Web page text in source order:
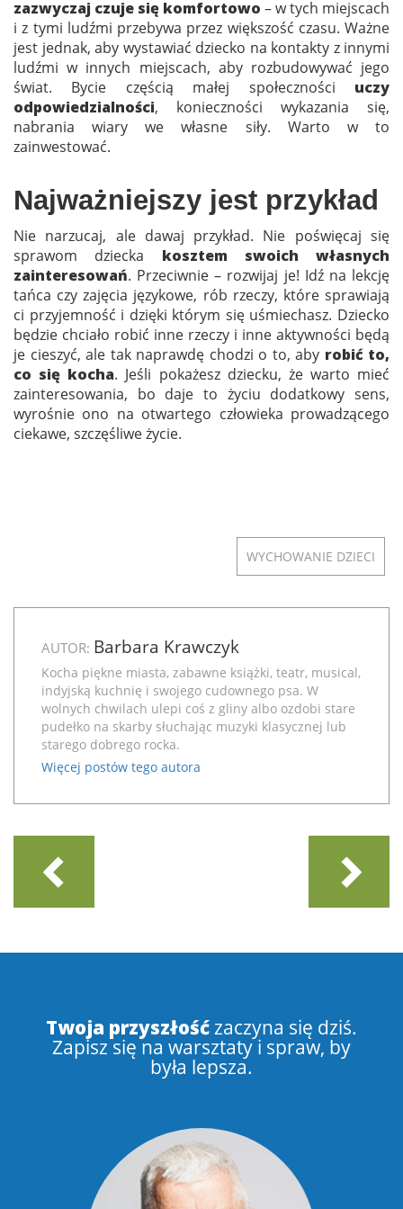
zazwyczaj czuje się komfortowo – w tych miejscach
i z tymi ludźmi przebywa przez większość czasu. Ważne
jest jednak, aby wystawiać dziecko na kontakty z innymi
ludźmi w innych miejscach, aby rozbudowywać jego
świat. Bycie częścią małej społeczności uczy
odpowiedzialności, konieczności wykazania się,
nabrania wiary we własne siły. Warto w to
zainwestować.
Najważniejszy jest przykład
Nie narzucaj, ale dawaj przykład. Nie poświęcaj się
sprawom dziecka kosztem swoich własnych
zainteresowań. Przeciwnie – rozwijaj je! Idź na lekcję
tańca czy zajęcia językowe, rób rzeczy, które sprawiają
ci przyjemność i dzięki którym się uśmiechasz. Dziecko
będzie chciało robić inne rzeczy i inne aktywności będą
je cieszyć, ale tak naprawdę chodzi o to, aby robić to,
co się kocha. Jeśli pokażesz dziecku, że warto mieć
zainteresowania, bo daje to życiu dodatkowy sens,
wyrośnie ono na otwartego człowieka prowadzącego
ciekawe, szczęśliwe życie.
WYCHOWANIE DZIECI
AUTOR: Barbara Krawczyk
Kocha piękne miasta, zabawne książki, teatr, musical,
indyjską kuchnię i swojego cudownego psa. W
wolnych chwilach ulepi coś z gliny albo ozdobi stare
pudełko na skarby słuchając muzyki klasycznej lub
starego dobrego rocka.
Więcej postów tego autora
Twoja przyszłośćzaczyna się dziś.
Zapisz się na warsztaty i spraw, by
była lepsza.